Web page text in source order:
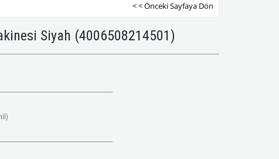
< < Önceki Sayfaya Dön
Siyah (4006508214501)